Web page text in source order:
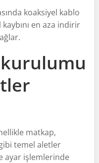
koaksiyel kablo
kaybını en aza indirir
matkap,
temel aletler
ayar işlemlerinde